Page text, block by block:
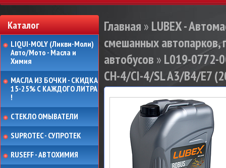
Каталог
LIQUI-MOLY (Ликви-Моли)
Авто/Мото - Масла и
Химия
МАСЛА ИЗ БОЧКИ - СКИДКА
15-25% С КАЖДОГО ЛИТРА
!
СТЕКЛО ОМЫВАТЕЛИ
SUPROTEC - СУПРОТЕК
RUSEFF - АВТОХИМИЯ
Главная » LUBEX -
смешанных автопарков,
автобусов » L019-0772-
CH-4/CI-4/SL A3/B4/E7